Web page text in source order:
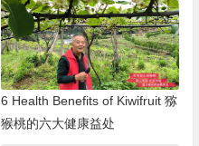
6 Health Benefits of Kiwifruit 猕
猴桃的六大健康益处